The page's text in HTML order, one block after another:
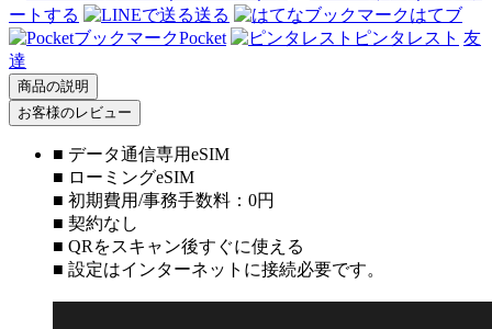
ートする
送る
はてブ
Pocket
ピンタレスト 友
達
商品の説明
お客様のレビュー
■ データ通信専用eSIM
■ ローミングeSIM
■ 初期費用/事務手数料：0円
■ 契約なし
■ QRをスキャン後すぐに使える
■ 設定はインターネットに接続必要です。